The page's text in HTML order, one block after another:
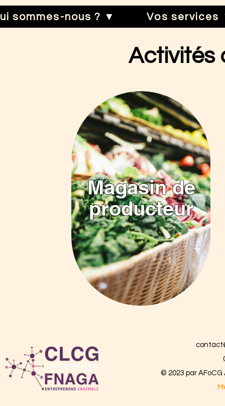
sommes-nous ? ▼ Vos services
Activités
Magasin de
producteur
© 2023 par